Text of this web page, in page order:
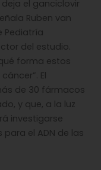
el ganciclovir
Ruben van
Pediatría
del estudio.
forma estos
El
de 30 fármacos
y que, a la luz
investigarse
el ADN de las